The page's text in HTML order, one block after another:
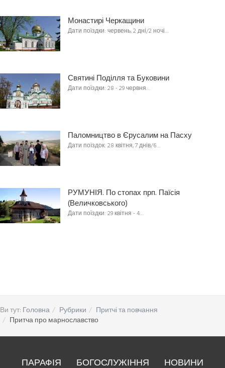
Монастирі Черкащини
Дати поїздки: червень, 2 дні/2 ночі…
Святині Поділля та Буковини
Дати поїздки: 28 - 29 червня…
Паломництво в Єрусалим на Пасху
Дати поїздок: 28 квітня, 7 днів/6…
РУМУНІЯ. По стопах прп. Паїсія
(Величковського)
Дати поїздки: 29 квітня - 4…
Ви тут: Головна Рубрики
Притчі та повчання
Притча про марнославство
ПАРАФІЯ БОГОСЛУЖІННЯ НОВИНИ